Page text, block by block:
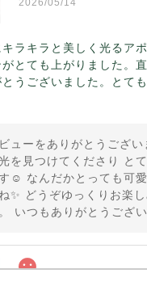
2026/05/14
ラキラと美しく光るアポ
とても上がりました。
うございました。とて
ューをありがとうござ
を見つけてくださり と
☺️ なんだかとっても可
✨ どうぞゆっくりお楽
いつもありがとうござ